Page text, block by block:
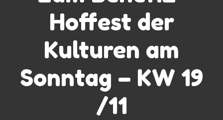
Hoffest der
Kulturen am
Sonntag – KW 19
/11